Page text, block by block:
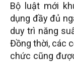
Bộ luật mới
dụng đầy đủ
duy trì năng
Đồng thời, các
chức cũng